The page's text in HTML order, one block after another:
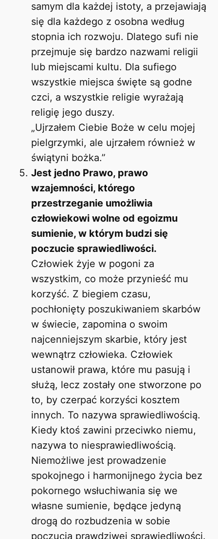
samym dla każdej istoty, a przejawiają
się dla każdego z osobna według
stopnia ich rozwoju. Dlatego sufi nie
przejmuje się bardzo nazwami religii
lub miejscami kultu. Dla sufiego
wszystkie miejsca święte są godne
czci, a wszystkie religie wyrażają
religię jego duszy.
„Ujrzałem Ciebie Boże w celu mojej
pielgrzymki, ale ujrzałem również w
świątyni bożka.”
Jest jedno Prawo, prawo
wzajemności, którego
przestrzeganie umożliwia
człowiekowi wolne od egoizmu
sumienie, w którym budzi się
poczucie sprawiedliwości.
Człowiek żyje w pogoni za
wszystkim, co może przynieść mu
korzyść. Z biegiem czasu,
pochłonięty poszukiwaniem skarbów
w świecie, zapomina o swoim
najcenniejszym skarbie, który jest
wewnątrz człowieka. Człowiek
ustanowił prawa, które mu pasują i
służą, lecz zostały one stworzone po
to, by czerpać korzyści kosztem
innych. To nazywa sprawiedliwością.
Kiedy ktoś zawini przeciwko niemu,
nazywa to niesprawiedliwością.
Niemożliwe jest prowadzenie
spokojnego i harmonijnego życia bez
pokornego wsłuchiwania się we
własne sumienie, będące jedyną
drogą do rozbudzenia w sobie
poczucia prawdziwej sprawiedliwości.